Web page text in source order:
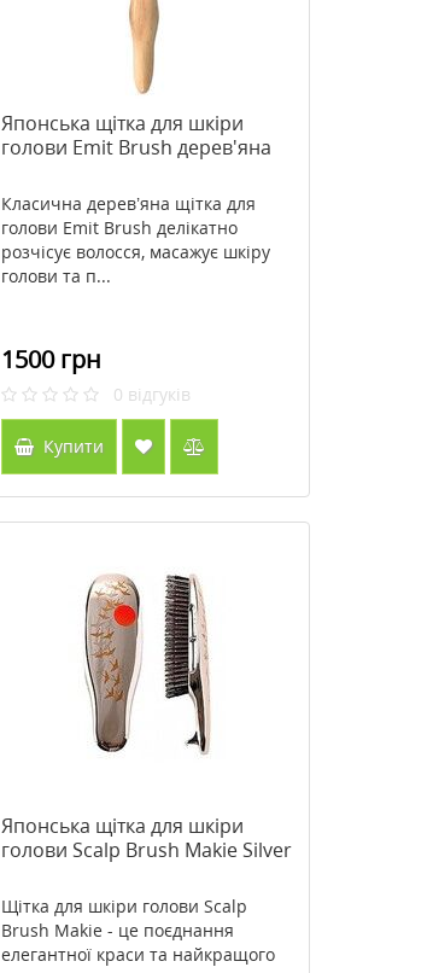
Японська щітка для шкіри
голови Emit Brush дерев'яна
Класична дерев’яна щітка для
голови Emit Brush делікатно
розчісує волосся, масажує шкіру
голови та п...
1500 грн
0 відгуків
Купити
Японська щітка для шкіри
голови Scalp Brush Makie Silver
Щітка для шкіри голови Scalp
Brush Makie - це поєднання
елегантної краси та найкращого